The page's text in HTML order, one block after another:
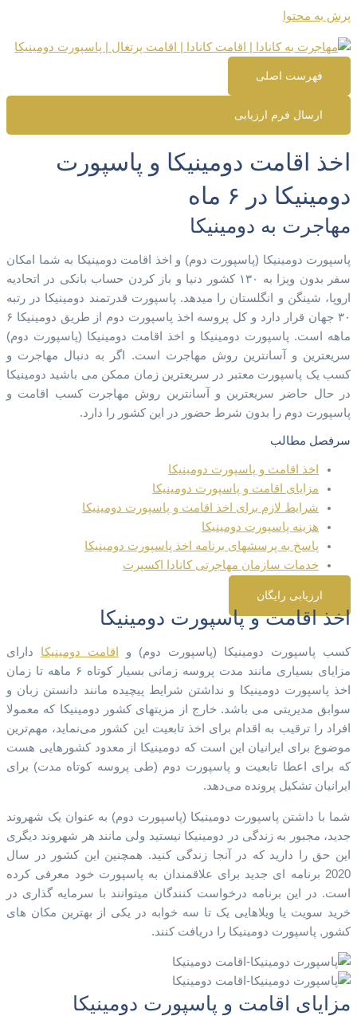
پرش به محتوا
فهرست اصلی
ارسال فرم ارزیابی
اخذ اقامت دومینیکا​ و پاسپورت
دومینیکا در ۶ ماه
مهاجرت به دومینیکا
پاسپورت دومینیکا (پاسپورت دوم) و اخذ اقامت دومینیکا به شما امکان
سفر بدون ویزا به ۱۳۰ کشور دنیا و باز کردن حساب بانکی در اتحادیه
اروپا، شینگن و انگلستان را میدهد. پاسپورت قدرتمند دومینیکا در رتبه
۳۰ جهان قرار دارد و کل پروسه اخذ پاسپورت دوم از طریق دومینیکا ۶
ماهه است. پاسپورت دومینیکا و اخذ اقامت دومینیکا (پاسپورت دوم)
سریعترین و آسانترین روش مهاجرت است. اگر به دنبال مهاجرت و
کسب یک پاسپورت معتبر در سریعترین زمان ممکن می باشید دومینیکا
در حال حاضر سریعترین و آسانترین روش مهاجرت کسب اقامت و
پاسپورت دوم را بدون شرط حضور در این کشور را دارد.
سرفصل مطالب
اخذ اقامت و پاسپورت دومینیکا
مزایای اقامت و پاسپورت دومینیکا
شرایط لازم برای اخذ اقامت و پاسپورت دومینیکا
هزینه پاسپورت دومینیکا
پاسخ به پرسشهای برنامه اخذ پاسپورت دومینیکا
خدمات سازمان مهاجرتی کانادا اکسپرت
ارزیابی رایگان
اخذ اقامت و پاسپورت دومینیکا
کسب پاسپورت دومینیکا (پاسپورت دوم) و اقامت دومینیکا دارای
مزایای بسیاری مانند مدت پروسه زمانی بسیار کوتاه ۶ ماهه تا زمان
اخذ پاسپورت دومینیکا و نداشتن شرایط پیچیده مانند دانستن زبان و
سوابق مدیریتی می باشد. خارج از مزیتهای کشور دومینیکا که معمولا
افراد را ترقیب به اقدام برای اخذ تابعیت این کشور می‌نماید، مهم‌ترین
موضوع برای ایرانیان این است که دومینیکا از معدود کشورهایی هست
که برای اعطا تابعیت و پاسپورت دوم (طی پروسه کوتاه مدت) برای
ایرانیان تشکیل پرونده می‌دهد.
شما با داشتن پاسپورت دومینیکا (پاسپورت دوم) به عنوان یک شهروند
جدید، مجبور به زندگی در دومینیکا نیستید ولی مانند هر شهروند دیگری
این حق را دارید که در آنجا زندگی کنید. همچنین این کشور در سال
2020 برنامه ای جدید برای علاقمندان به پاسپورت خود معرفی کرده
است. در این برنامه درخواست کنندگان میتوانند با سرمایه گذاری در
خرید سویت یا ویلاهایی یک تا سه خوابه در یکی از بهترین مکان های
کشور, پاسپورت دومینیکا را دریافت کنند.
مزایای اقامت و پاسپورت دومینیکا